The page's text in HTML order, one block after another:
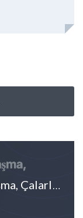
Fikrini “Öyle Herkesle” Paylaşma, Çalarlar!